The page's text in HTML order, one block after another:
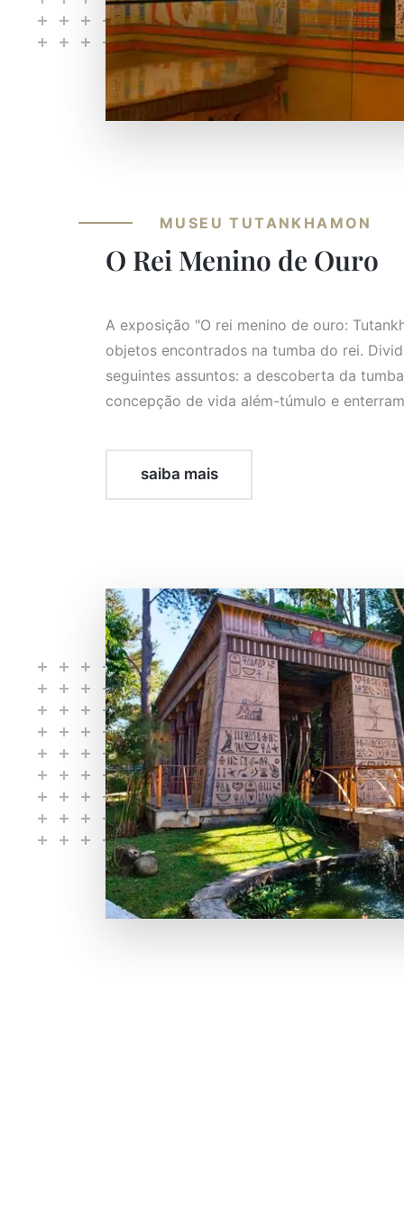
MUSEU TUTANKHAMON
O Rei Menino de Ouro
A exposição "O rei menino de ouro:
objetos encontrados na tumba do rei.
seguintes assuntos: a descoberta da
concepção de vida além-túmulo e
saiba mais